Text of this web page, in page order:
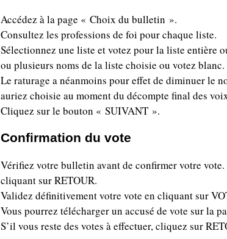
Accédez à la page « Choix du bulletin ».
Consultez les professions de foi pour chaque liste.
Sélectionnez une liste et votez pour la liste entière
ou plusieurs noms de la liste choisie ou votez blanc.
Le raturage a néanmoins pour effet de diminuer le
auriez choisie au moment du décompte final des
Cliquez sur le bouton « SUIVANT ».
Confirmation du vote
Vérifiez votre bulletin avant de confirmer votre
cliquant sur RETOUR.
Validez définitivement votre vote en cliquant sur
Vous pourrez télécharger un accusé de vote sur la
S’il vous reste des votes à effectuer, cliquez sur